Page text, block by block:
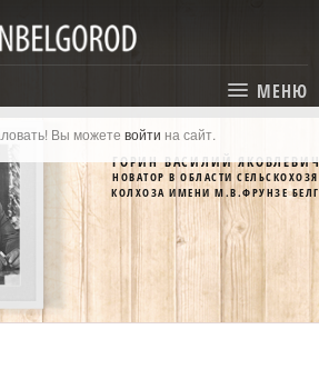
МЕНЮ
ОТЕЛИ
Вы можете войти на сайт.
ГОРИН ВАСИЛИЙ
НОВАТОР В ОБЛАСТИ
КОЛХОЗА ИМЕНИ М.В.ФРУНЗЕ